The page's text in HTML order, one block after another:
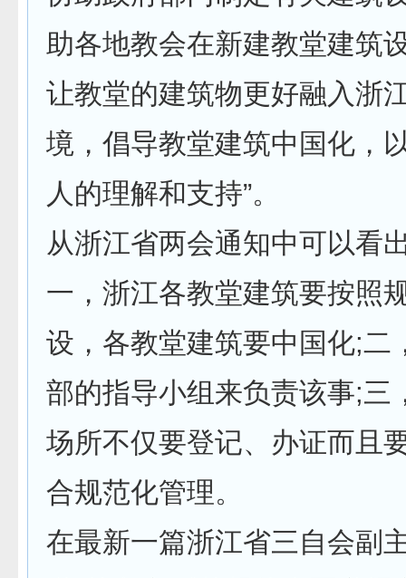
助各地教会在新建教堂建筑
让教堂的建筑物更好融入浙
境，倡导教堂建筑中国化，
人的理解和支持”。
从浙江省两会通知中可以看
一，浙江各教堂建筑要按照
设，各教堂建筑要中国化;二
部的指导小组来负责该事;三
场所不仅要登记、办证而且
合规范化管理。
在最新一篇浙江省三自会副